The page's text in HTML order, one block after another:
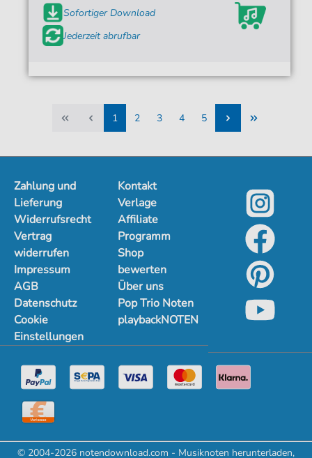
Sofortiger Download
Jederzeit abrufbar
1
2
3
4
5
Zahlung und
Lieferung
Widerrufsrecht
Vertrag
widerrufen
Impressum
AGB
Datenschutz
Cookie
Einstellungen
Kontakt
Verlage
Affiliate
Programm
Shop
bewerten
Über uns
Pop Trio Noten
playbackNOTEN
© 2004-2026 notendownload.com - Musiknoten herunterladen,